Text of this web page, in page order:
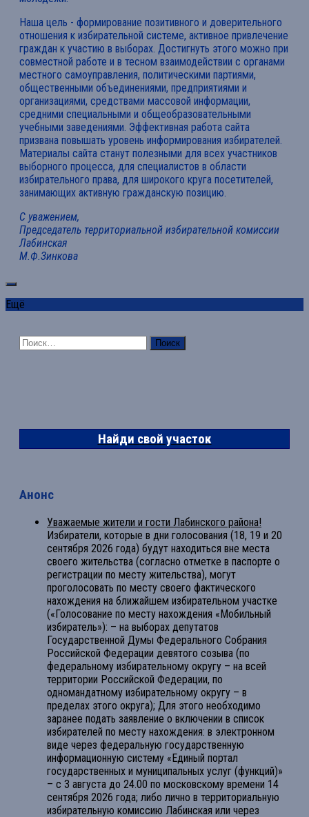
Наша цель - формирование позитивного и доверительного
отношения к избирательной системе, активное привлечение
граждан к участию в выборах. Достигнуть этого можно при
совместной работе и в тесном взаимодействии с органами
местного самоуправления, политическими партиями,
общественными объединениями, предприятиями и
организациями, средствами массовой информации,
средними специальными и общеобразовательными
учебными заведениями. Эффективная работа сайта
призвана повышать уровень информирования избирателей.
Материалы сайта станут полезными для всех участников
выборного процесса, для специалистов в области
избирательного права, для широкого круга посетителей,
занимающих активную гражданскую позицию.
С уважением,
Председатель территориальной избирательной комиссии
Лабинская
М.Ф.Зинкова
Ещё
Найти:
Найди свой участок
Анонс
Уважаемые жители и гости Лабинского района!
Избиратели, которые в дни голосования (18, 19 и 20
сентября 2026 года) будут находиться вне места
своего жительства (согласно отметке в паспорте о
регистрации по месту жительства), могут
проголосовать по месту своего фактического
нахождения на ближайшем избирательном участке
(«Голосование по месту нахождения «Мобильный
избиратель»): – на выборах депутатов
Государственной Думы Федерального Собрания
Российской Федерации девятого созыва (по
федеральному избирательному округу – на всей
территории Российской Федерации, по
одномандатному избирательному округу – в
пределах этого округа); Для этого необходимо
заранее подать заявление о включении в список
избирателей по месту нахождения: в электронном
виде через федеральную государственную
информационную систему «Единый портал
государственных и муниципальных услуг (функций)»
– с 3 августа до 24.00 по московскому времени 14
сентября 2026 года; либо лично в территориальную
избирательную комиссию Лабинская или через